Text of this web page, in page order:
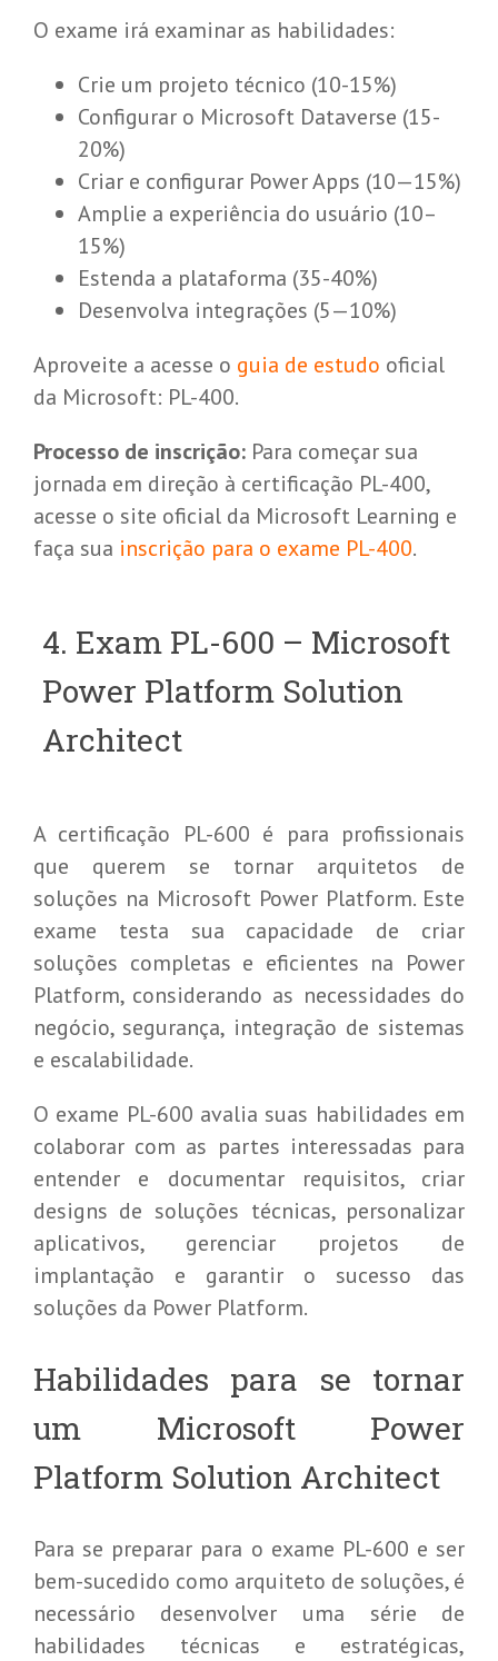
O exame irá examinar as habilidades:
Crie um projeto técnico (10-15%)
Configurar o Microsoft Dataverse (15-
20%)
Criar e configurar Power Apps (10—15%)
Amplie a experiência do usuário (10–
15%)
Estenda a plataforma (35-40%)
Desenvolva integrações (5—10%)
Aproveite a acesse o guia de estudo oficial
da Microsoft: PL-400.
Processo de inscrição: Para começar sua
jornada em direção à certificação PL-400,
acesse o site oficial da Microsoft Learning e
faça sua inscrição para o exame PL-400.
4. Exam PL-600 – Microsoft
Power Platform Solution
Architect
A certificação PL-600 é para profissionais
que querem se tornar arquitetos de
soluções na Microsoft Power Platform. Este
exame testa sua capacidade de criar
soluções completas e eficientes na Power
Platform, considerando as necessidades do
negócio, segurança, integração de sistemas
e escalabilidade.
O exame PL-600 avalia suas habilidades em
colaborar com as partes interessadas para
entender e documentar requisitos, criar
designs de soluções técnicas, personalizar
aplicativos, gerenciar projetos de
implantação e garantir o sucesso das
soluções da Power Platform.
Habilidades para se tornar
um Microsoft Power
Platform Solution Architect
Para se preparar para o exame PL-600 e ser
bem-sucedido como arquiteto de soluções, é
necessário desenvolver uma série de
habilidades técnicas e estratégicas,